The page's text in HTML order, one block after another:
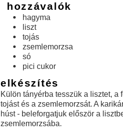
hozzávalók
hagyma
liszt
tojás
zsemlemorzsa
só
pici cukor
elkészítés
Külön tányérba tesszük a lisztet, a
tojást és a zsemlemorzsát. A
húst - beleforgatjuk először a
zsemlemorzsába.